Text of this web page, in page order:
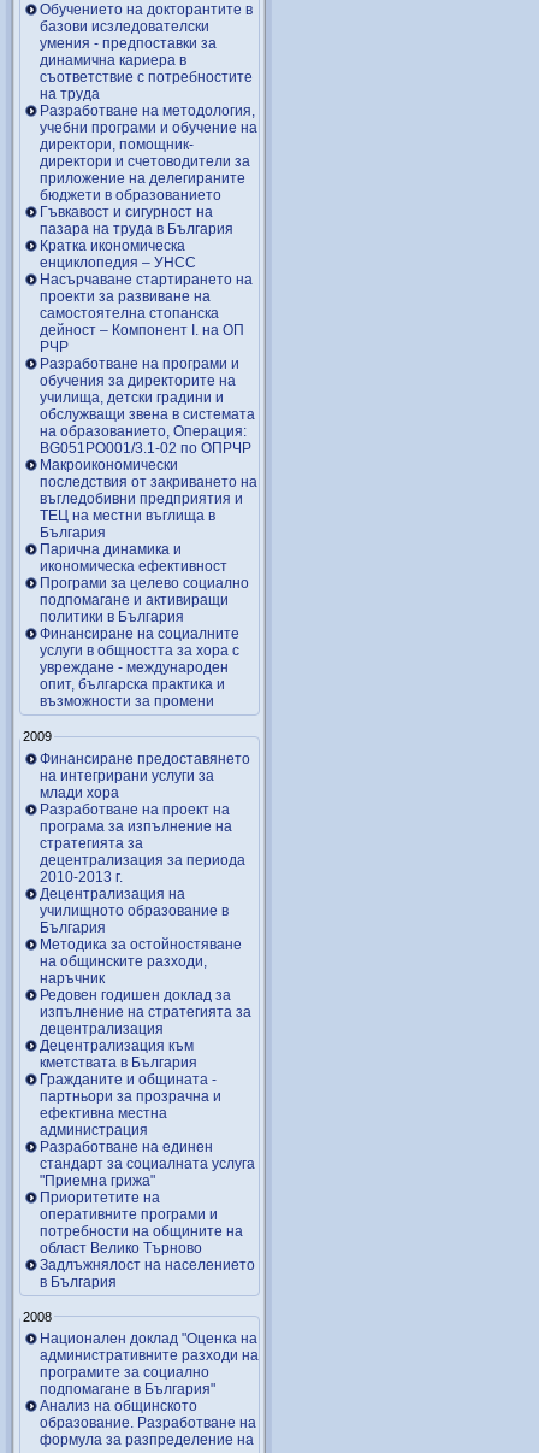
Обучението на докторантите в
базови исзледователски
умения - предпоставки за
динамична кариера в
съответствие с потребностите
на труда
Разработване на методология,
учебни програми и обучение на
директори, помощник-
директори и счетоводители за
приложение на делегираните
бюджети в образованието
Гъвкавост и сигурност на
пазара на труда в България
Кратка икономическа
енциклопедия – УНСС
Насърчаване стартирането на
проекти за развиване на
самостоятелна стопанска
дейност – Компонент I. на ОП
РЧР
Разработване на програми и
обучения за директорите на
училища, детски градини и
обслужващи звена в системата
на образованието, Операция:
BG051PO001/3.1-02 по ОПРЧР
Макроикономически
последствия от закриването на
въгледобивни предприятия и
ТЕЦ на местни въглища в
България
Парична динамика и
икономическа ефективност
Програми за целево социално
подпомагане и активиращи
политики в България
Финансиране на социалните
услуги в общността за хора с
увреждане - международен
опит, българска практика и
възможности за промени
2009
Финансиране предоставянето
на интегрирани услуги за
млади хора
Разработване на проект на
програма за изпълнение на
стратегията за
децентрализация за периода
2010-2013 г.
Децентрализация на
училищното образование в
България
Методика за остойностяване
на общинските разходи,
наръчник
Редовен годишен доклад за
изпълнение на стратегията за
децентрализация
Децентрализация към
кметствата в България
Гражданите и общината -
партньори за прозрачна и
ефективна местна
администрация
Разработване на единен
стандарт за социалната услуга
"Приемна грижа"
Приоритетите на
оперативните програми и
потребности на общините на
област Велико Търново
Задлъжнялост на населението
в България
2008
Национален доклад "Оценка на
административните разходи на
програмите за социално
подпомагане в България"
Анализ на общинското
образование. Разработване на
формула за разпределение на